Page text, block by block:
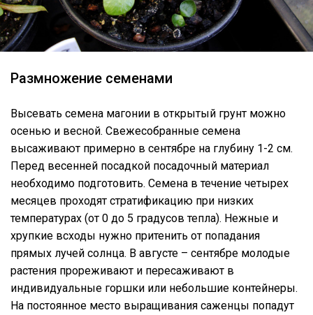
Размножение семенами
Высевать семена магонии в открытый грунт можно
осенью и весной. Свежесобранные семена
высаживают примерно в сентябре на глубину 1-2 см.
Перед весенней посадкой посадочный материал
необходимо подготовить. Семена в течение четырех
месяцев проходят стратификацию при низких
температурах (от 0 до 5 градусов тепла). Нежные и
хрупкие всходы нужно притенить от попадания
прямых лучей солнца. В августе – сентябре молодые
растения прореживают и пересаживают в
индивидуальные горшки или небольшие контейнеры.
На постоянное место выращивания саженцы попадут